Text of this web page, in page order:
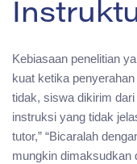
Kebiasaan penelitian
kuat ketika
tidak, siswa dikirim
instruksi yang tidak
tutor,” “Bicaralah
mungkin dimaksudkan